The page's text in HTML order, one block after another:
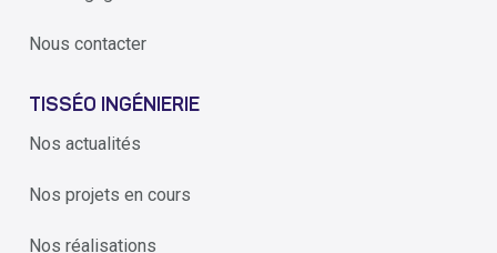
Nous contacter
TISSÉO INGÉNIERIE
Nos actualités
Nos projets en cours
Nos réalisations